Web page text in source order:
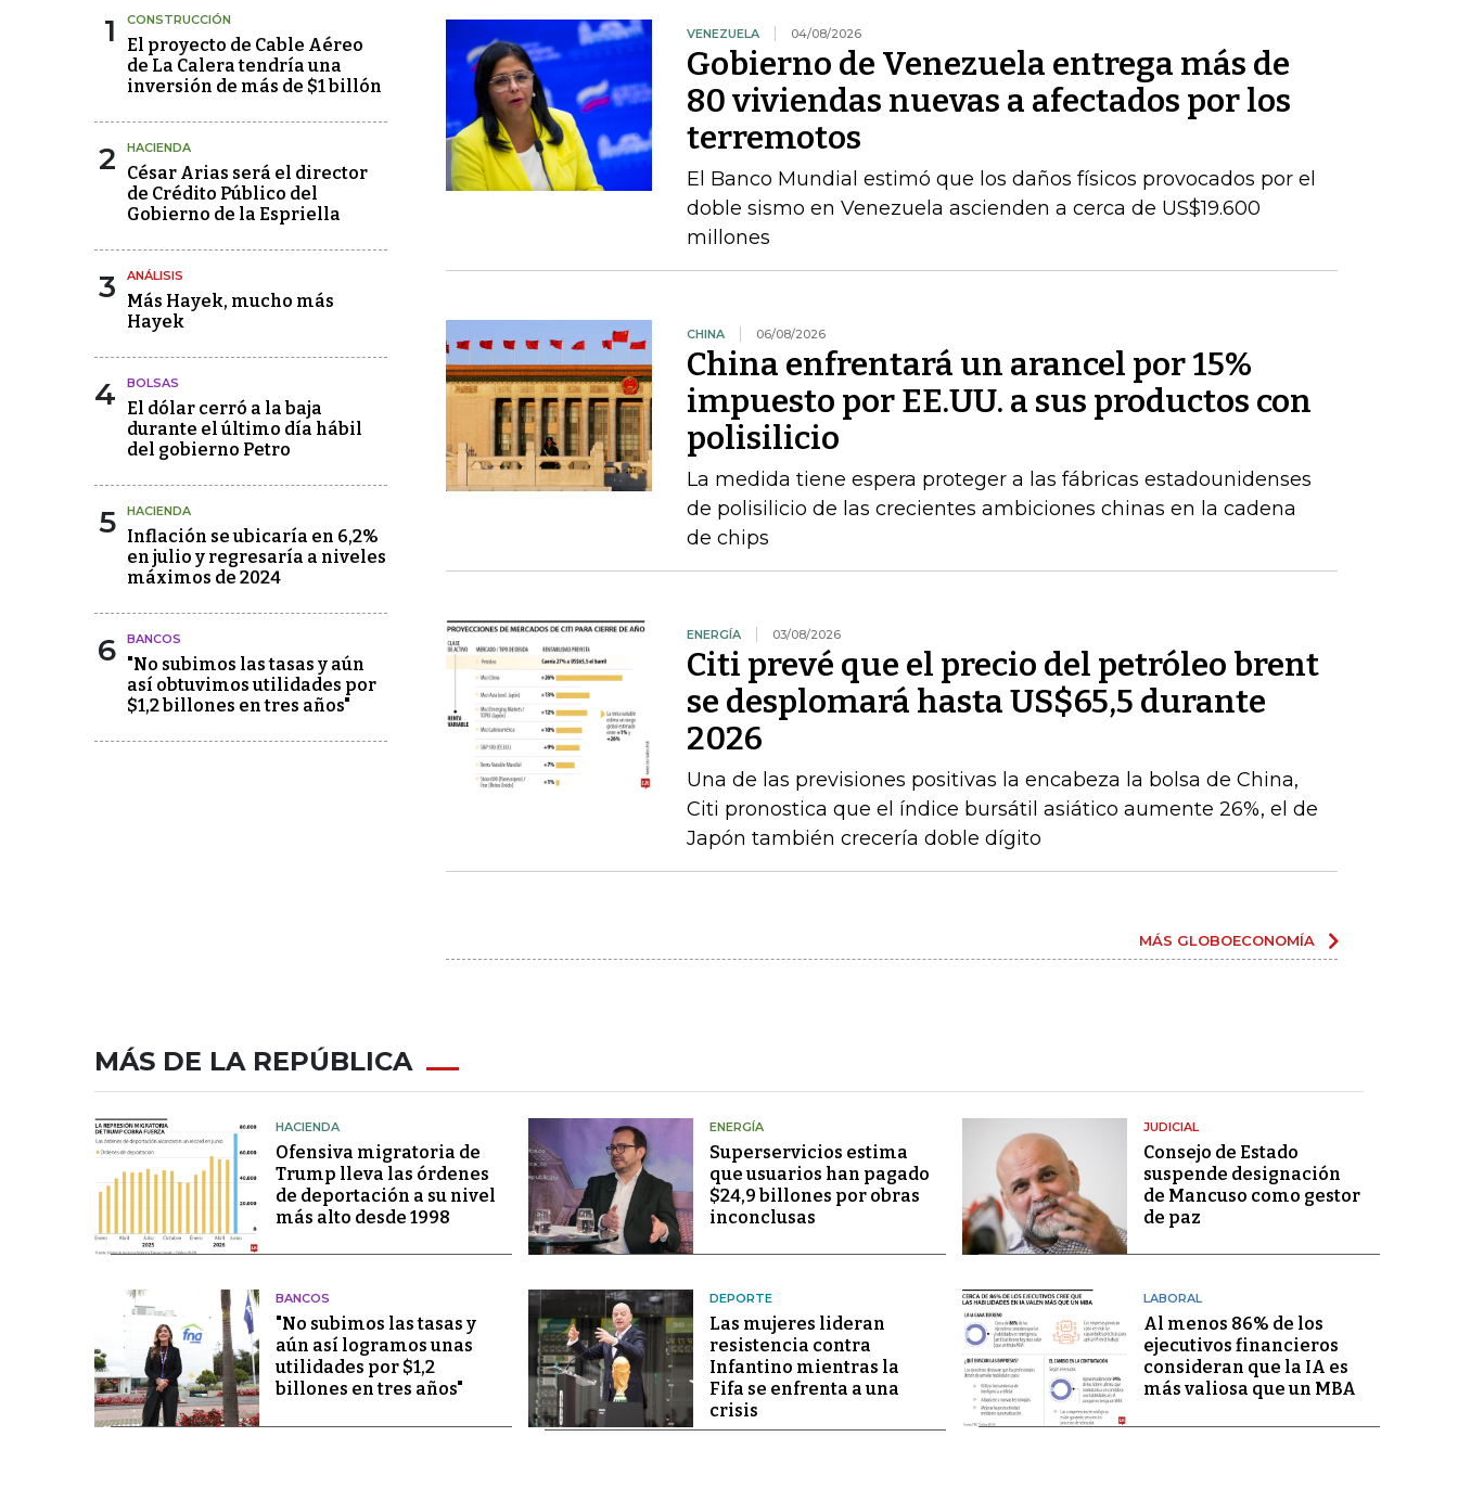
1 CONSTRUCCIÓN
El proyecto de Cable Aéreo
de La Calera tendría una
inversión de más de $1 billón
2 HACIENDA
César Arias será el director
de Crédito Público del
Gobierno de la Espriella
3 ANÁLISIS
Más Hayek, mucho más
Hayek
4 BOLSAS
El dólar cerró a la baja
durante el último día hábil
del gobierno Petro
5 HACIENDA
Inflación se ubicaría en 6,2%
en julio y regresaría a niveles
máximos de 2024
6 BANCOS
"No subimos las tasas y aún
así obtuvimos utilidades por
$1,2 billones en tres años"
VENEZUELA 04/08/2026
Gobierno de Venezuela entrega más de
80 viviendas nuevas a afectados por los
terremotos
El Banco Mundial estimó que los daños físicos provocados por el
doble sismo en Venezuela ascienden a cerca de US$19.600
millones
CHINA 06/08/2026
China enfrentará un arancel por 15%
impuesto por EE.UU. a sus productos con
polisilicio
La medida tiene espera proteger a las fábricas estadounidenses
de polisilicio de las crecientes ambiciones chinas en la cadena
de chips
ENERGÍA 03/08/2026
Citi prevé que el precio del petróleo brent
se desplomará hasta US$65,5 durante
2026
Una de las previsiones positivas la encabeza la bolsa de China,
Citi pronostica que el índice bursátil asiático aumente 26%, el de
Japón también crecería doble dígito
MÁS GLOBOECONOMÍA
MÁS DE LA REPÚBLICA
HACIENDA
Ofensiva migratoria de
Trump lleva las órdenes
de deportación a su nivel
más alto desde 1998
ENERGÍA
Superservicios estima
que usuarios han pagado
$24,9 billones por obras
inconclusas
JUDICIAL
Consejo de Estado
suspende designación
de Mancuso como gestor
de paz
BANCOS
"No subimos las tasas y
aún así logramos unas
utilidades por $1,2
billones en tres años"
DEPORTE
Las mujeres lideran
resistencia contra
Infantino mientras la
Fifa se enfrenta a una
crisis
LABORAL
Al menos 86% de los
ejecutivos financieros
consideran que la IA es
más valiosa que un MBA